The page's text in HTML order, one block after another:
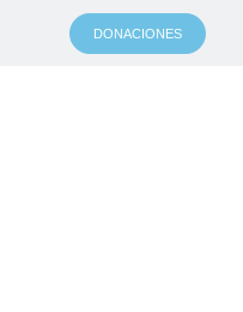
DONACIONES